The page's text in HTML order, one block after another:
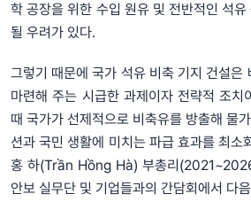
학 공장을 위한 수입 원유 및 전반적인 석
될 우려가 있다.
그렇기 때문에 국가 석유 비축 기지 건설은
마련해 주는 시급한 과제이자 전략적 조치
때 국가가 선제적으로 비축유를 방출해 물
션과 국민 생활에 미치는 파급 효과를 최소
홍 하(Trần Hồng Hà) 부총리
안보 실무단 및 기업들과의 간담회에서 다